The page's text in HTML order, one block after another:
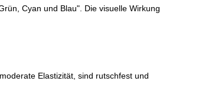
Cyan und Blau". Die visuelle Wirkung
Elastizität, sind rutschfest und